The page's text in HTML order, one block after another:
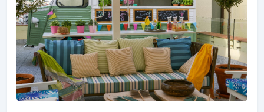
penghangat ruangan. Hotel ini menawarkan
berbagai pilihan rekreasi. Kemudahan dan
kenyamanan membuat Hostal Vazquez De Mella
pilihan yang sempurna sebagai tempat menginap
Anda di Madrid.